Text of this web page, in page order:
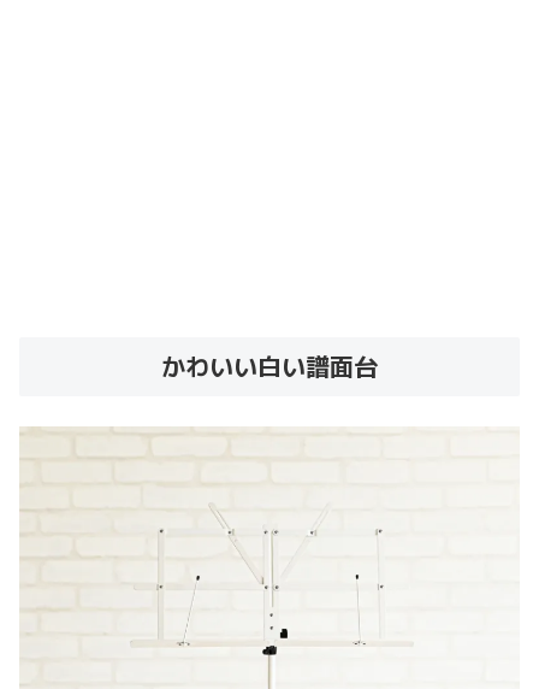
かわいい白い譜面台